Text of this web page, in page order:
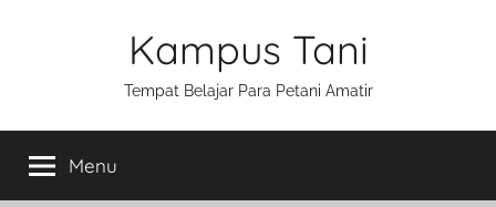
Kampus Tani
Tempat Belajar Para Petani Amatir
Menu